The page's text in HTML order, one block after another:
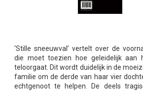
‘Stille sneeuwval’ vertelt over de
die moet toezien hoe geleidelijk aan
teloorgaat. Dit wordt duidelijk in de
familie om de derde van haar vier
echtgenoot te helpen. De deels